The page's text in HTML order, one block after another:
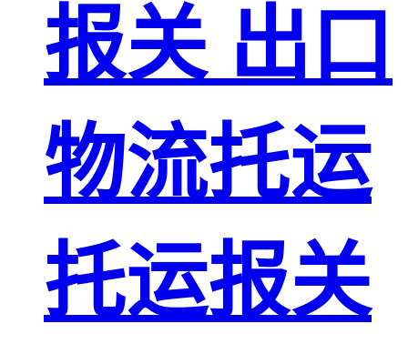
报关 出口
物流托运
托运报关